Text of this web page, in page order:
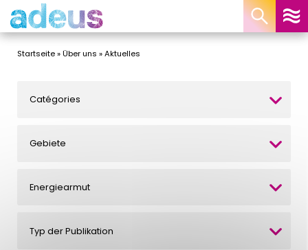
Startseite»Über uns »Aktuelles
Catégories
Gebiete
Energiearmut
Typ der Publikation
Cookie-Einstellungen